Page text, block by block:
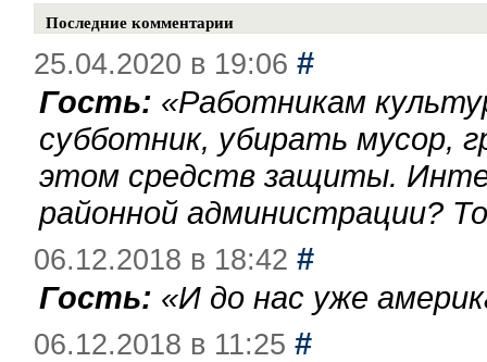
Последние комментарии
25.04.2020 в 19:06 #
Гость: «Работникам
субботник, убирать мусор,
этом средств защиты.
районной администрации?
06.12.2018 в 18:42 #
Гость: «И до нас уже
06.12.2018 в 11:25 #